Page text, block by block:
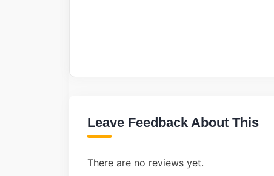
Leave Feedback About This
There are no reviews yet.